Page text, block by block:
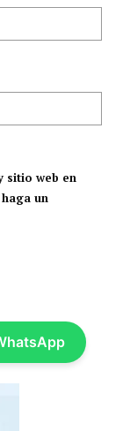
sitio web en
un